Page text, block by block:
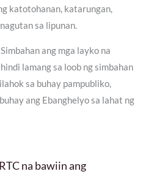
katotohanan, katarungan,
sa lipunan.
ang mga layko na
lamang sa loob ng simbahan
sa buhay pampubliko,
ang Ebanghelyo sa lahat ng
na bawiin ang